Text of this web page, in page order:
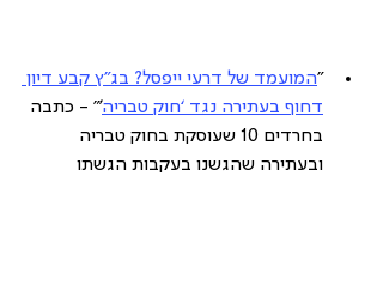
"המועמד של דרעי ייפסל? בג”ץ קבע דיון
דחוף בעתירה נגד ‘חוק טבריה’" - כתבה
בחרדים 10 שעוסקת בחוק טבריה
ובעתירה שהגשנו בעקבות הגשתו